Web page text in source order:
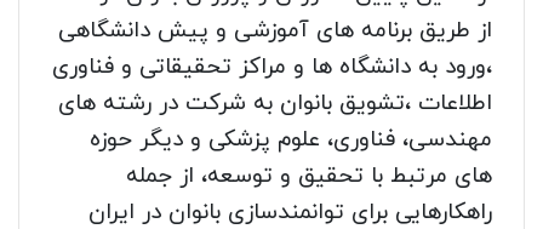
از طریق برنامه های آموزشی و پیش دانشگاهی
،ورود به دانشگاه ها و مراکز تحقیقاتی و فناوری
اطلاعات ،تشویق بانوان به شرکت در رشته های
مهندسی، فناوری، علوم پزشکی و دیگر حوزه
های مرتبط با تحقیق و توسعه، از جمله
راهکارهایی برای توانمندسازی بانوان در ایران